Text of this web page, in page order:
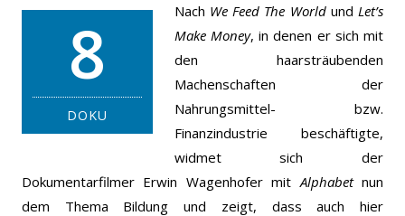
8
DOKU
Nach We Feed The Worldund Let’s
Make Money, in denen er sich mit
den haarsträubenden
Machenschaften der
Nahrungsmittel- bzw.
Finanzindustrie beschäftigte,
widmet sich der
Dokumentarfilmer Erwin Wagenhofer mit Alphabetnun
dem Thema Bildung und zeigt, dass auch hier